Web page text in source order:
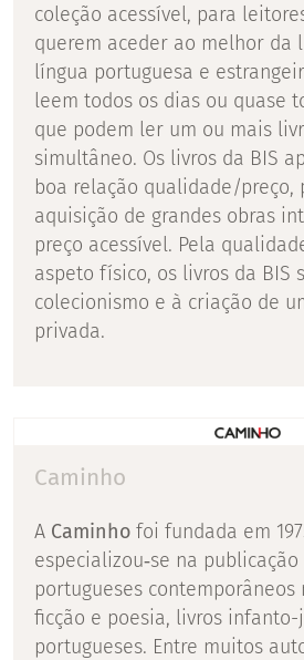
coleção acessível, para
querem aceder ao melhor da
língua portuguesa e
leem todos os dias ou quase
que podem ler um ou mais
simultâneo. Os livros da BIS
boa relação qualidade/preço,
aquisição de grandes obras
preço acessível. Pela
aspeto físico, os livros da BIS
colecionismo e à criação de
privada.
Caminho
A Caminho foi fundada em
especializou‑se na
portugueses contemporâneos
ficção e poesia, livros
portugueses. Entre muitos